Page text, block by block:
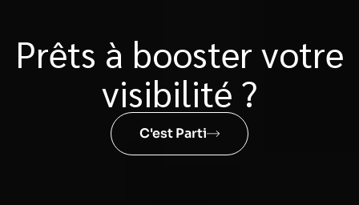
Prêts à booster votre
visibilité ?
C'est Parti